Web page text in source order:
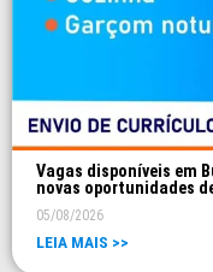
Vagas disponíveis em
novas oportunidades
05/08/2026
LEIA MAIS >>